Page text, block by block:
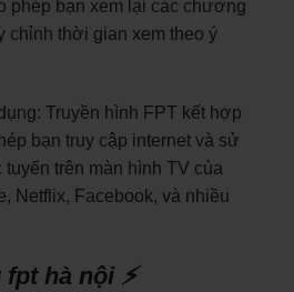
phép bạn xem lại các chương
chỉnh thời gian xem theo ý
Truyền hình FPT kết hợp
bạn truy cập internet và sử
trên màn hình TV của
Netflix, Facebook, và nhiều
hà nội ⚡